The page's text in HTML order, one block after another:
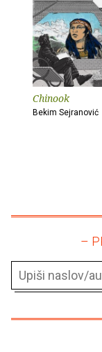
Chinook
Bekim Sejranović
–